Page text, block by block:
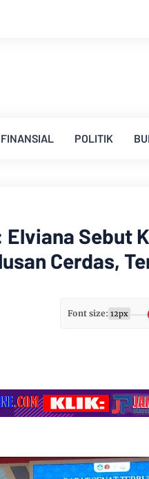
FINANSIAL POLITIK
Elviana Sebut
Cerdas,
Font size: 12px